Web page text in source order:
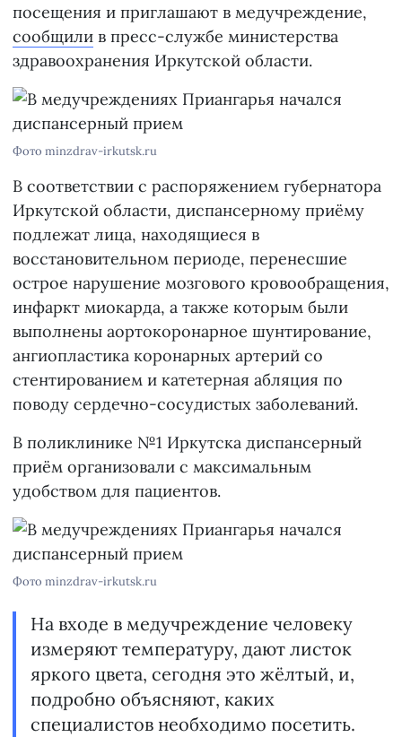
посещения и приглашают в медучреждение,
сообщили в пресс-службе министерства
здравоохранения Иркутской области.
Фото minzdrav-irkutsk.ru
В соответствии с распоряжением губернатора
Иркутской области, диспансерному приёму
подлежат лица, находящиеся в
восстановительном периоде, перенесшие
острое нарушение мозгового кровообращения,
инфаркт миокарда, а также которым были
выполнены аортокоронарное шунтирование,
ангиопластика коронарных артерий со
стентированием и катетерная абляция по
поводу сердечно-сосудистых заболеваний.
В поликлинике №1 Иркутска диспансерный
приём организовали с максимальным
удобством для пациентов.
Фото minzdrav-irkutsk.ru
На входе в медучреждение человеку
измеряют температуру, дают листок
яркого цвета, сегодня это жёлтый, и,
подробно объясняют, каких
специалистов необходимо посетить.